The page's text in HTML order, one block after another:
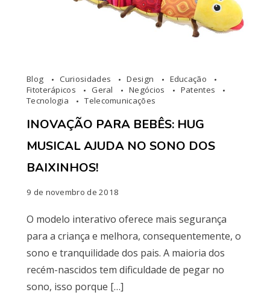
Blog Curiosidades Design
Educação
Fitoterápicos
Geral Negócios
Patentes
Tecnologia
Telecomunicações
INOVAÇÃO PARA BEBÊS: HUG
MUSICAL AJUDA NO SONO DOS
BAIXINHOS!
9 de novembro de 2018
O modelo interativo oferece mais segurança
para a criança e melhora, consequentemente, o
sono e tranquilidade dos pais. A maioria dos
recém-nascidos tem dificuldade de pegar no
sono, isso porque […]